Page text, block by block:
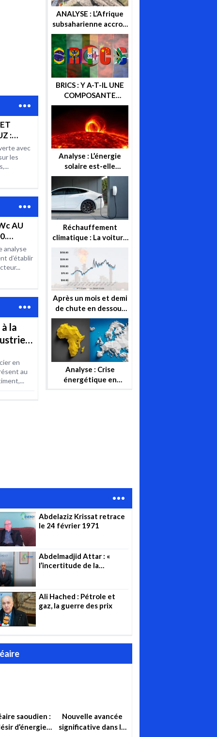
:
avec
les
AU
analyse
d’établir
la
en
au
ANALYSE : L’Afrique
subsaharienne accroit
ses recettes après les
sanctions
européennes contre
la Russie
BRICS : Y A-T-IL UNE
COMPOSANTE
ENERGETIQUE DANS
CETTE ALTERNATIVE
ECONOMIQUE ? OU
GEOPOLITIQUE ?
Analyse : L’énergie
solaire est-elle
réellement l’énergie
de demain ?
Réchauffement
climatique : La voiture
électrique, vraie
solution ou utopie ?
Après un mois et demi
de chute en dessous
de 100$, le baril peut-
il reprendre ou se
stabiliser?
Analyse : Crise
énergétique en
Abdelaziz Krissat retrace
le 24 février 1971
Abdelmadjid Attar : «
l’incertitude de la
Ali Hached : Pétrole et
gaz, la guerre des prix
saoudien :
d’énergie,
Nouvelle avancée
significative dans le